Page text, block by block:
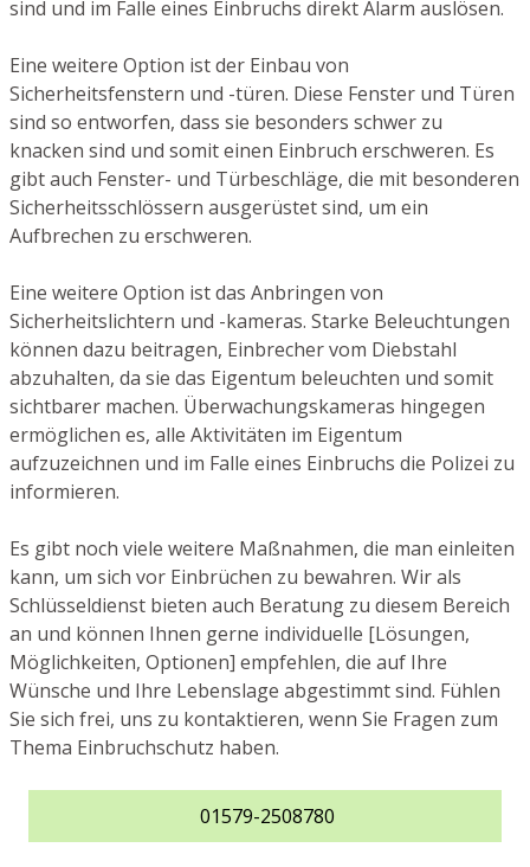
sind und im Falle eines Einbruchs direkt Alarm auslösen.
Eine weitere Option ist der Einbau von
Sicherheitsfenstern und -türen. Diese Fenster und Türen
sind so entworfen, dass sie besonders schwer zu
knacken sind und somit einen Einbruch erschweren. Es
gibt auch Fenster- und Türbeschläge, die mit besonderen
Sicherheitsschlössern ausgerüstet sind, um ein
Aufbrechen zu erschweren.
Eine weitere Option ist das Anbringen von
Sicherheitslichtern und -kameras. Starke Beleuchtungen
können dazu beitragen, Einbrecher vom Diebstahl
abzuhalten, da sie das Eigentum beleuchten und somit
sichtbarer machen. Überwachungskameras hingegen
ermöglichen es, alle Aktivitäten im Eigentum
aufzuzeichnen und im Falle eines Einbruchs die Polizei zu
informieren.
Es gibt noch viele weitere Maßnahmen, die man einleiten
kann, um sich vor Einbrüchen zu bewahren. Wir als
Schlüsseldienst bieten auch Beratung zu diesem Bereich
an und können Ihnen gerne individuelle [Lösungen,
Möglichkeiten, Optionen] empfehlen, die auf Ihre
Wünsche und Ihre Lebenslage abgestimmt sind. Fühlen
Sie sich frei, uns zu kontaktieren, wenn Sie Fragen zum
Thema Einbruchschutz haben.
01579-2508780